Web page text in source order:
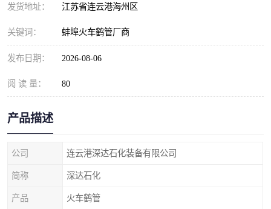
发货地址： 江苏省连云港海州区
关键词： 蚌埠火车鹤管厂商
发布日期： 2026-08-06
阅 读 量： 80
产品描述
公司 连云港深达石化装备有限公司
简称 深达石化
产品 火车鹤管